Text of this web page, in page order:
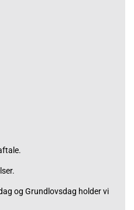
og Grundlovsdag holder vi